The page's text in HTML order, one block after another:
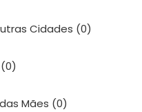
Cidades (0)
(0)
Mães (0)